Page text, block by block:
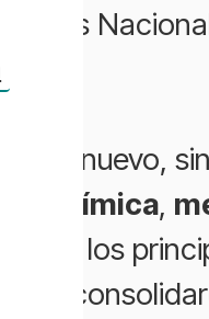
nuevo,
,
de los
que